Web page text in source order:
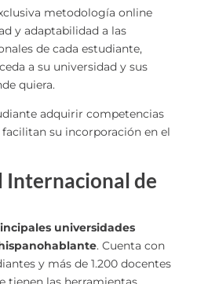
metodología online
y adaptabilidad a las
de cada estudiante,
a su universidad y sus
quiera.
adquirir competencias
su incorporación en el
Internacional de
universidades
. Cuenta con
y más de 1.200 docentes